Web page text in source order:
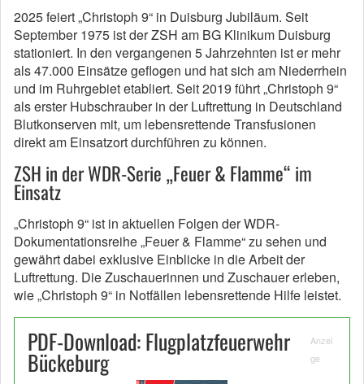
2025 feiert „Christoph 9“ in Duisburg Jubiläum. Seit
September 1975 ist der ZSH am BG Klinikum Duisburg
stationiert. In den vergangenen 5 Jahrzehnten ist er mehr
als 47.000 Einsätze geflogen und hat sich am Niederrhein
und im Ruhrgebiet etabliert. Seit 2019 führt „Christoph 9“
als erster Hubschrauber in der Luftrettung in Deutschland
Blutkonserven mit, um lebensrettende Transfusionen
direkt am Einsatzort durchführen zu können.
ZSH in der WDR-Serie „Feuer & Flamme“ im
Einsatz
„Christoph 9“ ist in aktuellen Folgen der WDR-
Dokumentationsreihe „Feuer & Flamme“ zu sehen und
gewährt dabei exklusive Einblicke in die Arbeit der
Luftrettung. Die Zuschauerinnen und Zuschauer erleben,
wie „Christoph 9“ in Notfällen lebensrettende Hilfe leistet.
PDF-Download: Flugplatzfeuerwehr
Bückeburg
Anzei
ge